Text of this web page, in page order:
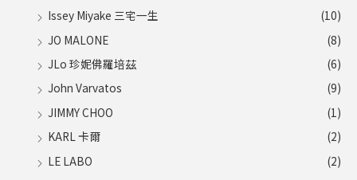
Issey Miyake 三宅一生
(10)
JO MALONE
(8)
JLo 珍妮佛羅培茲
(6)
John Varvatos
(9)
JIMMY CHOO
(1)
KARL 卡爾
(2)
LE LABO
(2)